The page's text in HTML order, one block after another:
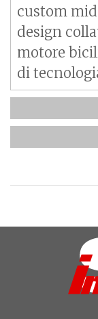
custom
design
motore
di